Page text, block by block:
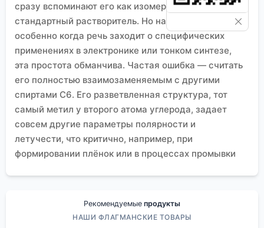
сразу вспоминают его как изомер гексанола и
стандартный растворитель. Но на практике,
особенно когда речь заходит о специфических
применениях в электронике или тонком синтезе,
эта простота обманчива. Частая ошибка — считать
его полностью взаимозаменяемым с другими
спиртами C6. Его разветвленная структура, тот
самый метил у второго атома углерода, задает
совсем другие параметры полярности и
летучести, что критично, например, при
формировании плёнок или в процессах промывки
высыхания, оставались разводы. Пришлось
Рекомендуемые продукты
НАШИ ФЛАГМАНСКИЕ ТОВАРЫ